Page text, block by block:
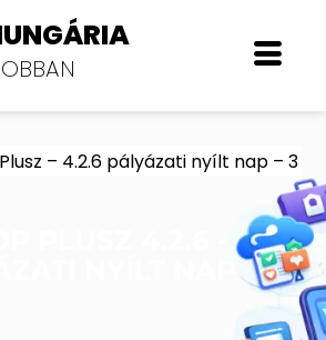
– 4.2.6 pályázati nyílt nap – 3